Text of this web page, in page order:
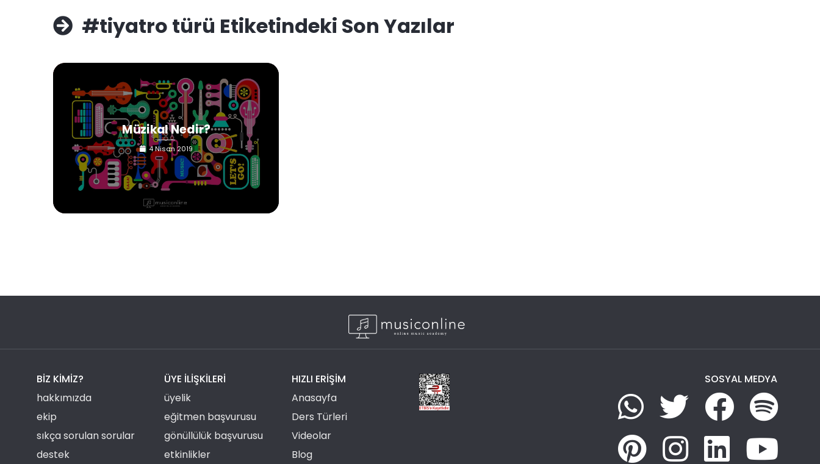
#tiyatro türü Etiketindeki Son Yazılar
Müzikal Nedir?
4 Nisan 2019
BIZ KIMIZ?
hakkımızda
ekip
sıkça sorulan sorular
destek
ÜYE ILIŞKILERI
üyelik
eğitmen başvurusu
gönüllülük başvurusu
etkinlikler
HIZLI ERIŞIM
Anasayfa
Ders Türleri
Videolar
Blog
SOSYAL MEDYA